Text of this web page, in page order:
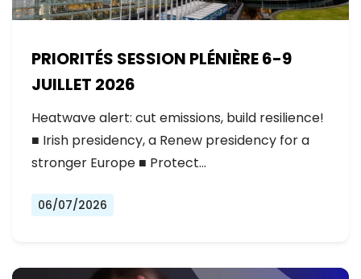
PRIORITÉS SESSION PLÉNIÈRE 6-9
JUILLET 2026
Heatwave alert: cut emissions, build resilience!
■ Irish presidency, a Renew presidency for a
stronger Europe ■ Protect…
06/07/2026